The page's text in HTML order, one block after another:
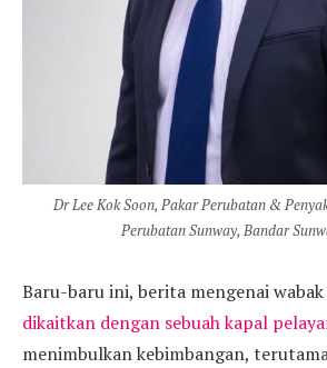
Dr Lee Kok Soon, Pakar Perubatan &
Perubatan Sunway, Bandar
Baru-baru ini, berita mengenai
dikaitkan dengan sebuah kapal
menimbulkan kebimbangan,